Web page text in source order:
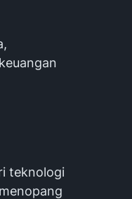
teknologi